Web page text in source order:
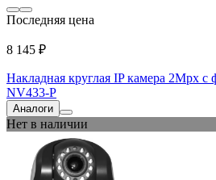
Последняя цена
8 145 ₽
Накладная круглая IP камера 2Mpx
NV433-P
Аналоги
Нет в наличии